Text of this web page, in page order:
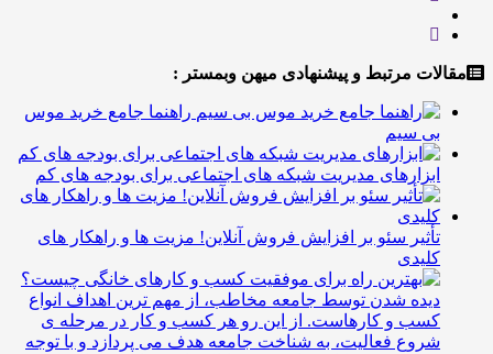
مرتبط و پیشنهادی میهن وبمستر :
راهنما جامع خرید موس
مدیریت شبکه های اجتماعی برای بودجه های کم
سئو بر افزایش فروش آنلاین! مزیت ها و راهکار های